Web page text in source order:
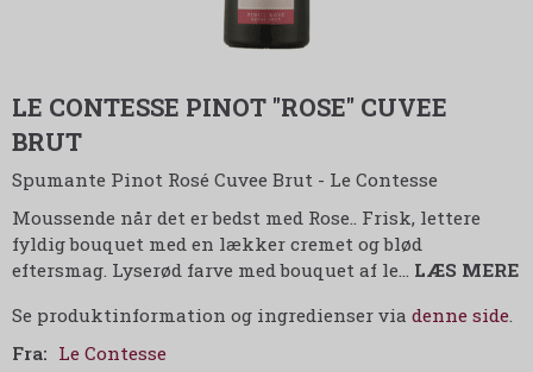
LE CONTESSE PINOT "ROSE" CUVEE
BRUT
Spumante Pinot Rosé Cuvee Brut - Le Contesse
Moussende når det er bedst med Rose.. Frisk, lettere
fyldig bouquet med en lækker cremet og blød
eftersmag. Lyserød farve med bouquet af le
LÆS MERE
Se produktinformation og ingredienser via denne side
Fra: Le Contesse